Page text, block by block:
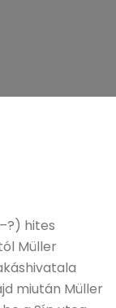
hites
Müller
miután Müller